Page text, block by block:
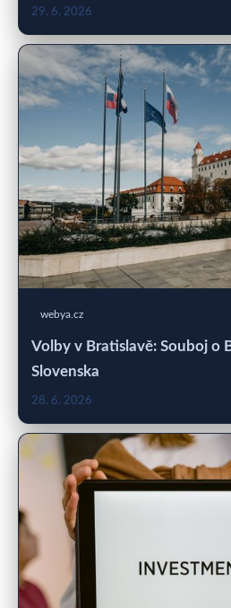
29. 6. 2026
webya.cz
Volby v Bratislavě: Souboj o
Slovenska
28. 6. 2026